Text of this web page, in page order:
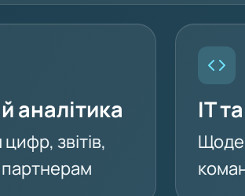
аналітика
звітів,
IT